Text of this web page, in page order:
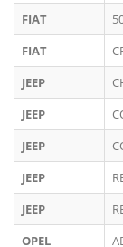
FIAT
FIAT
JEEP
JEEP
JEEP
JEEP
JEEP
OPEL